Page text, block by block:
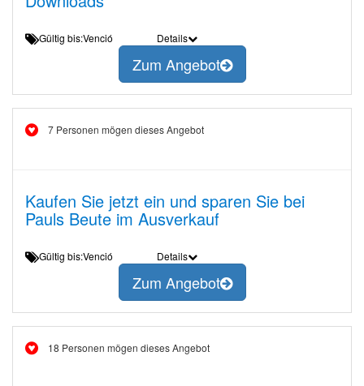
Gültig bis:Venció Details
Zum Angebot
7 Personen mögen dieses Angebot
Kaufen Sie jetzt ein und sparen Sie bei
Pauls Beute im Ausverkauf
Gültig bis:Venció Details
Zum Angebot
18 Personen mögen dieses Angebot